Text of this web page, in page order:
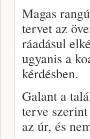
Magas
tervet az
ráadásul
ugyanis a
kérdésben.
Galant a
terve
az úr, és